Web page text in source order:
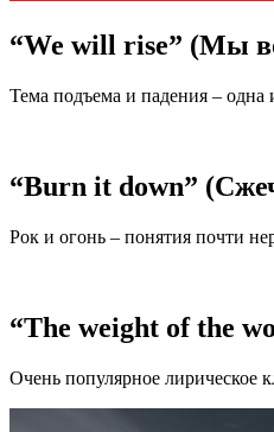
“We will rise” (Мы
Тема подъема и падения – одна
“Burn it down”
Рок и огонь – понятия почти
“The weight of the
Очень популярное лирическое